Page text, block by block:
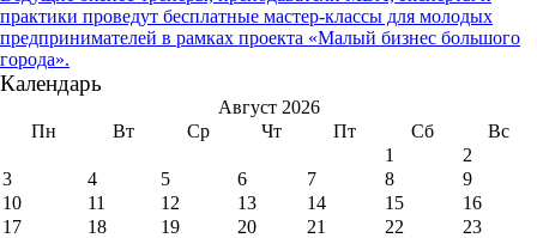
практики проведут бесплатные мастер-классы для молодых
предпринимателей в рамках проекта «Малый бизнес большого
города».
Календарь
Август 2026
Пн
Вт Ср Чт Пт Сб Вс
1
2
3
4 5 6 7 8
9
10
11 12 13 14 15
16
17
18 19 20 21 22
23